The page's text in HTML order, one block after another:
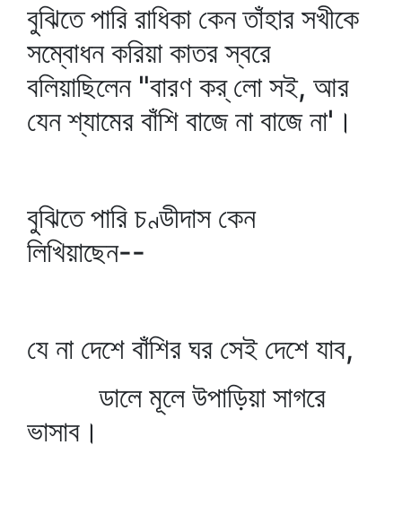
বুঝিতে পারি রাধিকা কেন তাঁহার সখীকে
সম্বোধন করিয়া কাতর স্বরে
বলিয়াছিলেন "বারণ কর্‌ লো সই, আর
যেন শ্যামের বাঁশি বাজে না বাজে না'।
বুঝিতে পারি চণ্ডীদাস কেন
লিখিয়াছেন--
যে না দেশে বাঁশির ঘর সেই দেশে যাব,
ডালে মূলে উপাড়িয়া সাগরে
ভাসাব।